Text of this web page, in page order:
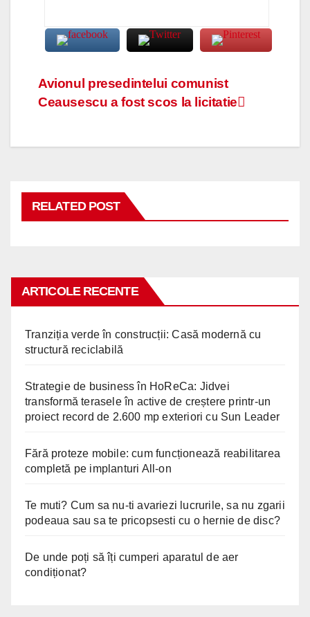
Navigare
articole
Avionul presedintelui comunist
Ceausescu a fost scos la licitatie
RELATED POST
ARTICOLE RECENTE
Tranziția verde în construcții: Casă modernă cu
structură reciclabilă
Strategie de business în HoReCa: Jidvei
transformă terasele în active de creștere printr-un
proiect record de 2.600 mp exteriori cu Sun Leader
Fără proteze mobile: cum funcționează reabilitarea
completă pe implanturi All-on
Te muti? Cum sa nu-ti avariezi lucrurile, sa nu zgarii
podeaua sau sa te pricopsesti cu o hernie de disc?
De unde poți să îți cumperi aparatul de aer
condiționat?